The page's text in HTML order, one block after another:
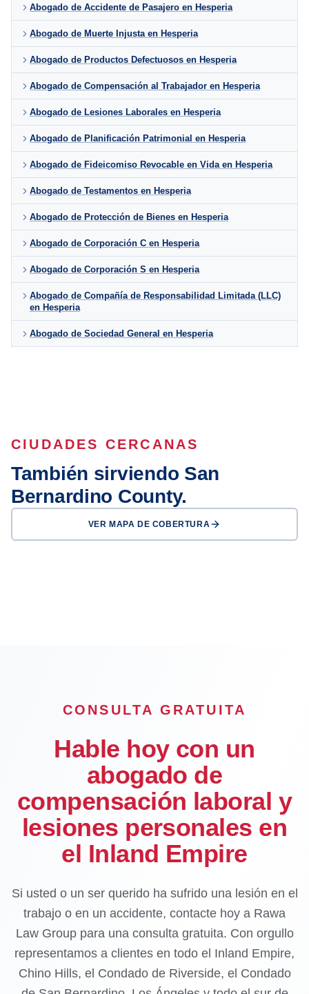
Abogado de Accidente de Pasajero en Hesperia
Abogado de Muerte Injusta en Hesperia
Abogado de Productos Defectuosos en Hesperia
Abogado de Compensación al Trabajador en Hesperia
Abogado de Lesiones Laborales en Hesperia
Abogado de Planificación Patrimonial en Hesperia
Abogado de Fideicomiso Revocable en Vida en Hesperia
Abogado de Testamentos en Hesperia
Abogado de Protección de Bienes en Hesperia
Abogado de Corporación C en Hesperia
Abogado de Corporación S en Hesperia
Abogado de Compañía de Responsabilidad Limitada (LLC)
en Hesperia
Abogado de Sociedad General en Hesperia
CIUDADES CERCANAS
También sirviendo San
Bernardino County.
VER MAPA DE COBERTURA
Rancho
CONSULTA GRATUITA
Hable hoy con un
abogado de
compensación laboral y
lesiones personales en
el Inland Empire
Si usted o un ser querido ha sufrido una lesión en el
trabajo o en un accidente, contacte hoy a Rawa
Law Group para una consulta gratuita. Con orgullo
representamos a clientes en todo el Inland Empire,
Chino Hills, el Condado de Riverside, el Condado